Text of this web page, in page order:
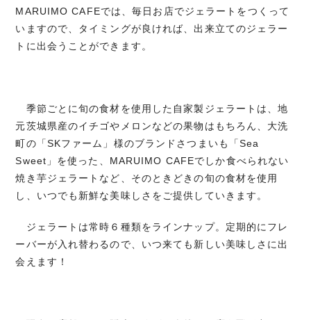
MARUIMO CAFEでは、毎日お店でジェラートをつくって
いますので、タイミングが良ければ、出来立てのジェラー
トに出会うことができます。
季節ごとに旬の食材を使用した自家製ジェラートは、地
元茨城県産のイチゴやメロンなどの果物はもちろん、大洗
町の「SKファーム」様のブランドさつまいも「Sea
Sweet」を使った、MARUIMO CAFEでしか食べられない
焼き芋ジェラートなど、そのときどきの旬の食材を使用
し、いつでも新鮮な美味しさをご提供していきます。
ジェラートは常時６種類をラインナップ。定期的にフレ
ーバーが入れ替わるので、いつ来ても新しい美味しさに出
会えます！